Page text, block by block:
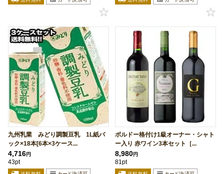
九州乳業 みどり調製豆乳 1L紙パ
ック×18本[6本×3ケース...
4,716円
43pt
ボルドー格付け1級オーナー・シャト
ー入り 赤ワイン3本セット［...
8,980円
81pt